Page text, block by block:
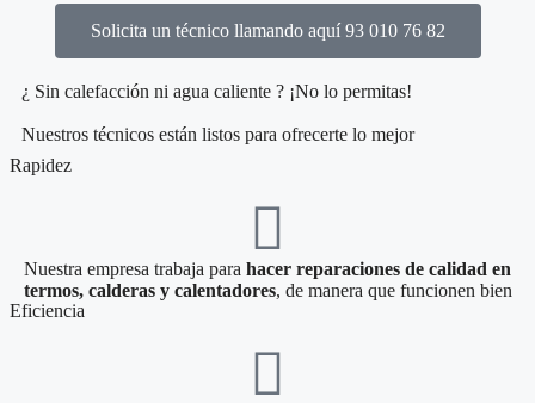
Solicita un técnico llamando aquí 93 010 76 82
¿ Sin calefacción ni agua caliente ? ¡No lo permitas!
Nuestros técnicos están listos para ofrecerte lo mejor
Rapidez
Nuestra empresa trabaja para hacer reparaciones de calidad en
termos, calderas y calentadores, de manera que funcionen bien
Eficiencia